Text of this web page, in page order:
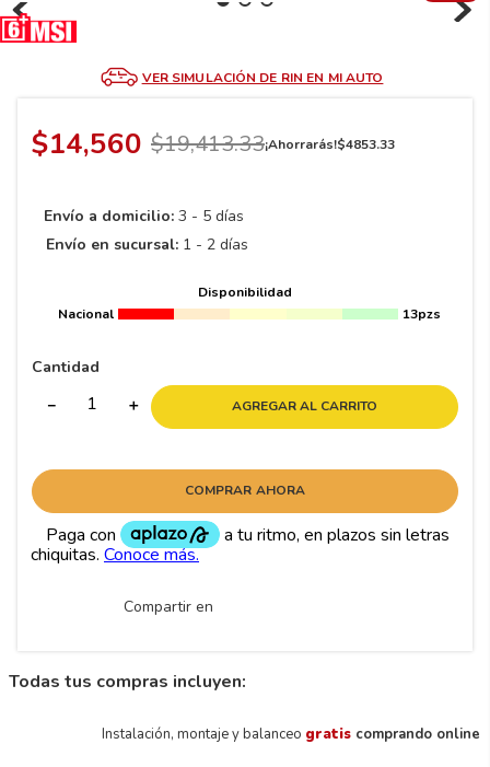
VER SIMULACIÓN DE RIN EN MI AUTO
$14,560 $19,413.33¡Ahorrarás!$4853.33
Envío a domicilio: 3 - 5 días
Envío en sucursal: 1 - 2 días
Disponibilidad
Nacional
13pzs
Cantidad
＋
－ AGREGAR AL CARRITO
COMPRAR AHORA
Compartir en
Todas tus compras incluyen:
Instalación, montaje y balanceo gratis comprando online
7 245
9.195